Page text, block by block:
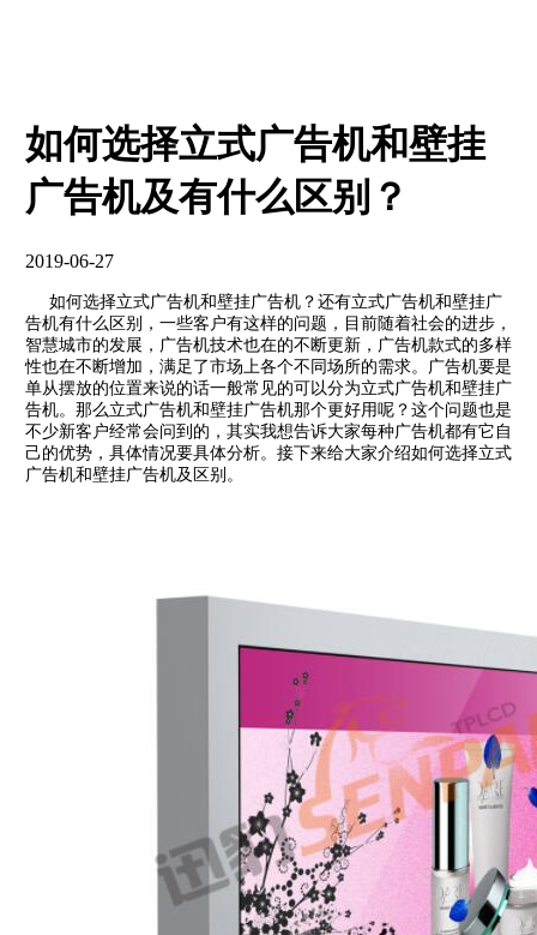
如何选择立式广告机和壁挂
广告机及有什么区别？
2019-06-27
如何选择立式广告机和壁挂广告机？还有立式广告机和壁挂广
告机有什么区别，一些客户有这样的问题，目前随着社会的进步，
智慧城市的发展，广告机技术也在的不断更新，广告机款式的多样
性也在不断增加，满足了市场上各个不同场所的需求。广告机要是
单从摆放的位置来说的话一般常见的可以分为立式广告机和壁挂广
告机。那么立式广告机和壁挂广告机那个更好用呢？这个问题也是
不少新客户经常会问到的，其实我想告诉大家每种广告机都有它自
己的优势，具体情况要具体分析。接下来给大家介绍如何选择立式
广告机和壁挂广告机及区别。